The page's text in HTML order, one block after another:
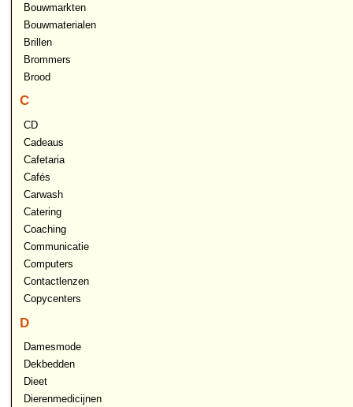
Bouwmarkten
Bouwmaterialen
Brillen
Brommers
Brood
C
CD
Cadeaus
Cafetaria
Cafés
Carwash
Catering
Coaching
Communicatie
Computers
Contactlenzen
Copycenters
D
Damesmode
Dekbedden
Dieet
Dierenmedicijnen